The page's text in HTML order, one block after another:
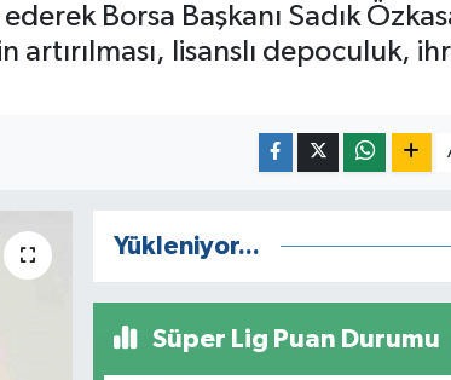
Borsa Başkanı Sadık
lisanslı depoculuk,
Yükleniyor...
Süper Lig Puan Durumu